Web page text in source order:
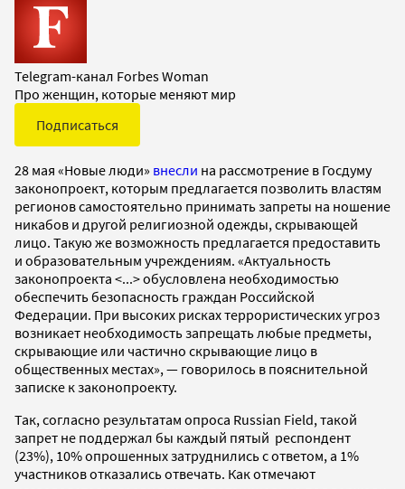
Telegram-канал Forbes Woman
Про женщин, которые меняют мир
Подписаться
28 мая «Новые люди» внесли на рассмотрение в Госдуму
законопроект, которым предлагается позволить властям
регионов самостоятельно принимать запреты на ношение
никабов и другой религиозной одежды, скрывающей
лицо. Такую же возможность предлагается предоставить
и образовательным учреждениям. «Актуальность
законопроекта <...> обусловлена необходимостью
обеспечить безопасность граждан Российской
Федерации. При высоких рисках террористических угроз
возникает необходимость запрещать любые предметы,
скрывающие или частично скрывающие лицо в
общественных местах», — говорилось в пояснительной
записке к законопроекту.
Так, согласно результатам опроса Russian Field, такой
запрет не поддержал бы каждый пятый респондент
(23%), 10% опрошенных затруднились с ответом, а 1%
участников отказались отвечать. Как отмечают